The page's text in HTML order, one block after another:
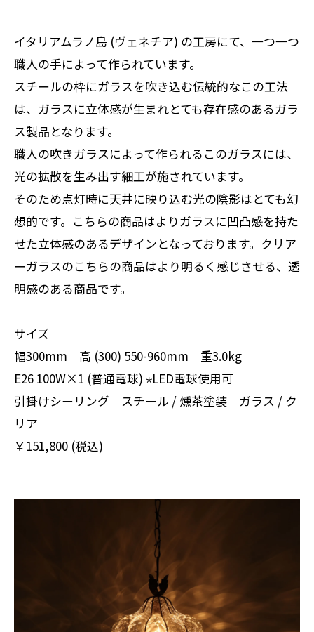
イタリアムラノ島 (ヴェネチア) の工房にて、一つ一つ
職人の手によって作られています。
スチールの枠にガラスを吹き込む伝統的なこの工法
は、ガラスに立体感が生まれとても存在感のあるガラ
ス製品となります。
職人の吹きガラスによって作られるこのガラスには、
光の拡散を生み出す細工が施されています。
そのため点灯時に天井に映り込む光の陰影はとても幻
想的です。こちらの商品はよりガラスに凹凸感を持た
せた立体感のあるデザインとなっております。クリア
ーガラスのこちらの商品はより明るく感じさせる、透
明感のある商品です。
サイズ
幅300mm 高 (300) 550-960mm 重3.0kg
E26 100W×1 (普通電球) ⋆LED電球使用可
引掛けシーリング スチール / 燻茶塗装 ガラス / ク
リア
￥151,800 (税込)